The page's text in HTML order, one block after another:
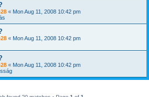
« Mon Aug 11, 2008 10:42 pm
« Mon Aug 11, 2008 10:42 pm
« Mon Aug 11, 2008 10:42 pm